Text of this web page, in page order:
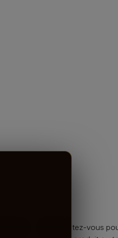
sur
Connectez-vous